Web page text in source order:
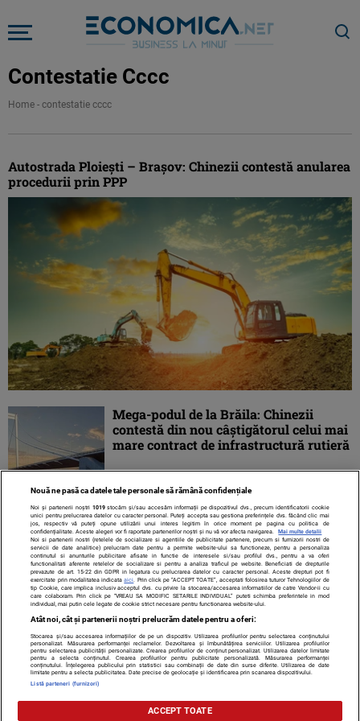
Contestatie Cccc
Home - contestatie cccc
Autostrada Ploiești – Brașov: Chinezii contestă anularea
procedurii prin PPP
Mega-podul de la Brăila: Chinezii
contestă din nou câştigătorul celui mai
mare contract de infrastructură rutieră
Contact Despre noi Termeni și condiții
Citarea se poate face în limita a 250 de semne. Nici o instituţie sau persoană
(site-uri, instituţii mass-media, firme de monitorizare) nu poate reproduce
Nouă ne pasă ca datele tale personale să rămână confidențiale
Noi și partenerii noștri 1019stocăm și/sau accesăm informații pe dispozitivul dvs., precum identificatorii cookie
unici pentru prelucrarea datelor cu caracter personal. Puteți accepta sau gestiona preferințele dvs. făcând clic mai
jos, respectiv vă puteți opune utilizării unui interes legitim în orice moment pe pagina cu politica de
confidențialitate. Aceste alegeri vor fi raportate partenerilor noștri și nu vă vor afecta navigarea.
Mai multe detalii
Noi si partenerii nostri (retelele de socializare si agentiile de publicitate partenere, precum si furnizorii nostri de
servicii de date analitice) prelucram date pentru a permite website-ului sa functioneze, pentru a personaliza
continutul si anunturile publicitare afisate in functie de interesele si/sau profilul dvs., pentru a va oferi
functionalitati aferente retelelor de socializare si pentru a analiza traficul pe website. Beneficiati de drepturile
prevazute de art. 15-22 din GDPR in legatura cu prelucrarea datelor cu caracter personal. Aceste drepturi pot fi
exercitate prin modalitatea indicataaici . Prin click pe “ACCEPT TOATE”, acceptati folosirea tuturor Tehnologiilor de
tip Cookie, care implica inclusiv acceptul dvs. cu privire la stocarea/accesarea informatiilor de catre Vendor-ii cu
care colaboram. Prin click pe “VREAU SA MODIFIC SETARILE INDIVIDUAL” puteti schimba preferintele in mod
individual, mai putin cele legate de cookie strict necesare pentru functionarea website-ului.
Atât noi, cât și partenerii noștri prelucrăm datele pentru a oferi:
Stocarea și/sau accesarea informațiilor de pe un dispozitiv. Utilizarea profilurilor pentru selectarea conținutului
personalizat. Măsurarea performanței reclamelor. Dezvoltarea și îmbunătățirea serviciilor. Utilizarea profilurilor
pentru selectarea publicității personalizate. Crearea profilurilor de conținut personalizat. Utilizarea datelor limitate
pentru a selecta conținutul. Crearea profilurilor pentru publicitate personalizată. Măsurarea performanței
conținutului. Înțelegerea publicului prin statistici sau combinații de date din surse diferite. Utilizarea de date
limitate pentru a selecta publicitatea. Date precise de geolocație și identificarea prin scanarea dispozitivului.
Listă parteneri (furnizori)
ACCEPT TOATE